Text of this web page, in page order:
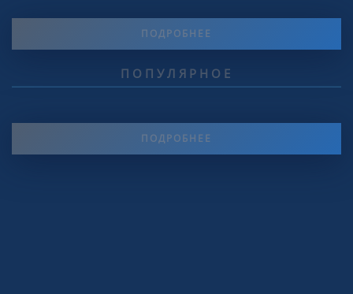
ПОДРОБНЕЕ
ПОПУЛЯРНОЕ
ПОДРОБНЕЕ